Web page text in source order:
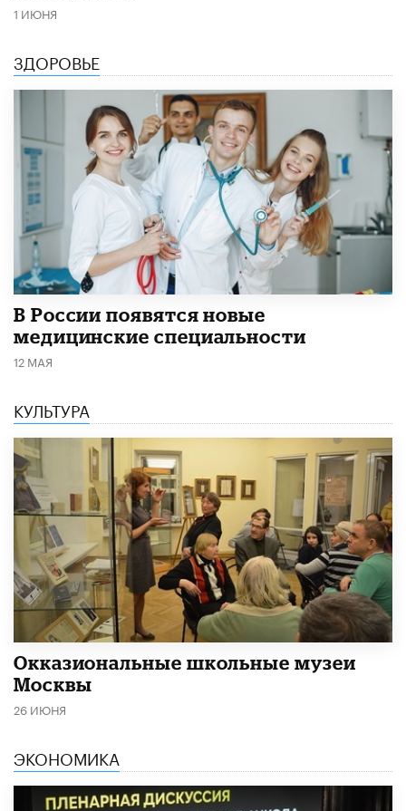
1 ИЮНЯ
ЗДОРОВЬЕ
В России появятся новые
медицинские специальности
12 МАЯ
КУЛЬТУРА
​Окказиональные школьные музеи
Москвы
26 ИЮНЯ
ЭКОНОМИКА